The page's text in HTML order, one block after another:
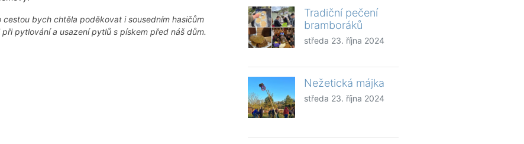
cestou bych chtěla poděkovat i sousedním hasičům
pytlování a usazení pytlů s pískem před náš dům.
Tradiční pečení
bramboráků
středa 23. října 2024
Nežetická májka
středa 23. října 2024